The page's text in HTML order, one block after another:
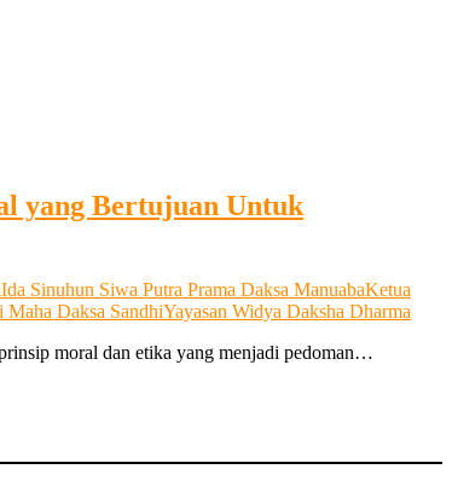
yang Bertujuan Untuk
Ida Sinuhun Siwa Putra Prama Daksa ManuabaKetua
Maha Daksa SandhiYayasan Widya Daksha Dharma
moral dan etika yang menjadi pedoman…